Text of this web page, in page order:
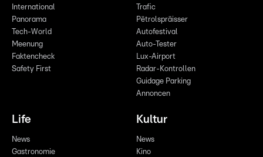
International
Panorama
Tech-World
Meenung
Faktencheck
Safety First
Trafic
Pëtrolspräisser
Autofestival
Auto-Tester
Lux-Airport
Radar-Kontrollen
Guidage Parking
Annoncen
Life
News
Gastronomie
Kultur
News
Kino